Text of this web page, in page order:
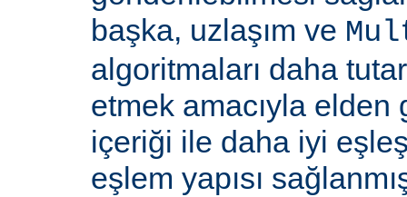
başka, uzlaşım ve
algoritmaları daha
etmek amacıyla
içeriği ile daha iyi
eşlem yapısı